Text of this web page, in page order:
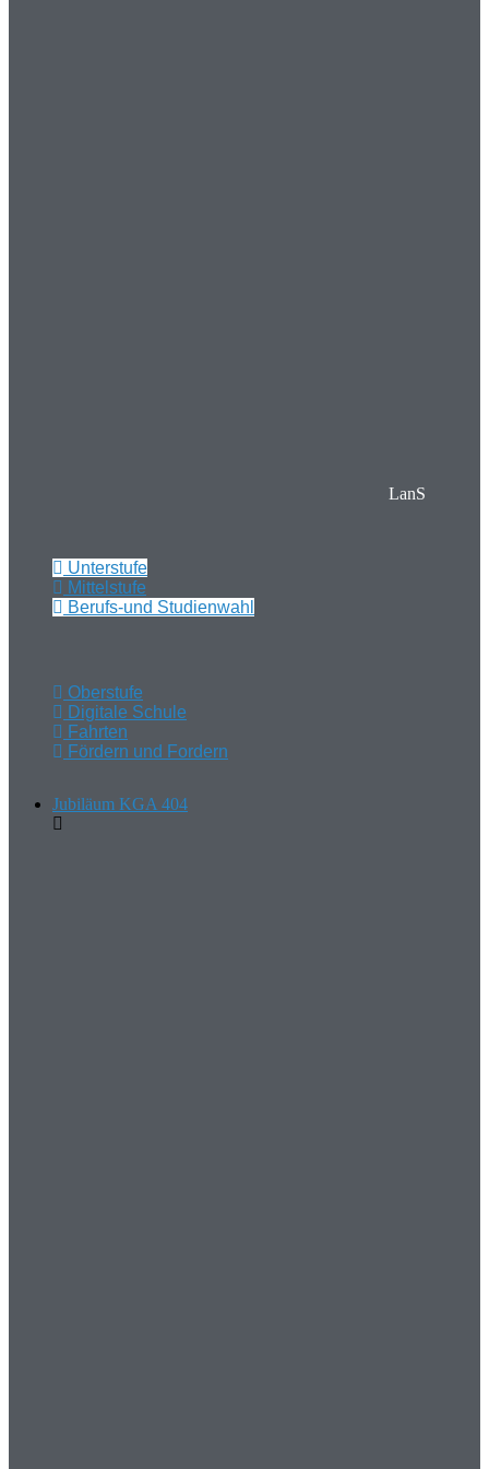
LanS
Unterstufe
Mittelstufe
Berufs-und Studienwahl
Oberstufe
Digitale Schule
Fahrten
Fördern und Fordern
Jubiläum KGA 404